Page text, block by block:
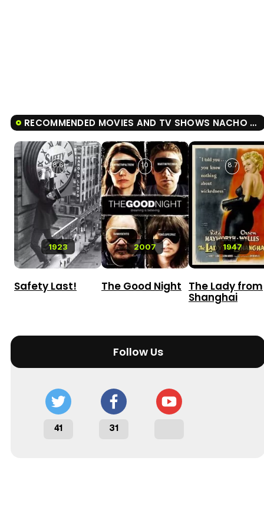
RECOMMENDED MOVIES AND TV SHOWS NACHO LIBRE
1923
8.6
Safety Last!
2007
10
The Good Night
1947
8.7
The Lady from
Shanghai
Follow Us
41 31